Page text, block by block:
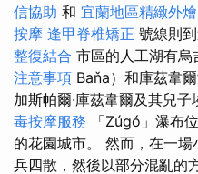
信協助 和 宜蘭地區精緻外燴
按摩 逢甲脊椎矯正 號線則
整復結合 市區的人工湖有
注意事項 Baňa）和庫茲韋
加斯帕爾·庫茲韋爾及其兒子
毒按摩服務
「Zúgó」瀑布
的花園城市。 然而，在一
兵四散，然後以部分混亂的